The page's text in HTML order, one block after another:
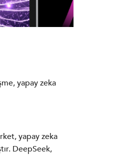
yapay zeka
yapay zeka
DeepSeek,